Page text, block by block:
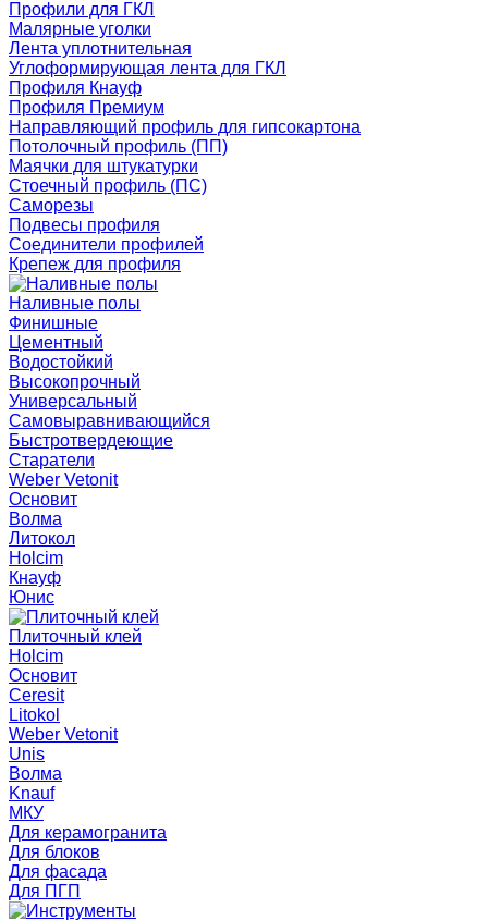
Профили для ГКЛ
Малярные уголки
Лента уплотнительная
Углоформирующая лента для ГКЛ
Профиля Кнауф
Профиля Премиум
Направляющий профиль для гипсокартона
Потолочный профиль (ПП)
Маячки для штукатурки
Стоечный профиль (ПС)
Саморезы
Подвесы профиля
Соединители профилей
Крепеж для профиля
Наливные полы
Финишные
Цементный
Водостойкий
Высокопрочный
Универсальный
Самовыравнивающийся
Быстротвердеющие
Старатели
Weber Vetonit
Основит
Волма
Литокол
Holcim
Кнауф
Юнис
Плиточный клей
Holcim
Основит
Ceresit
Litokol
Weber Vetonit
Unis
Волма
Knauf
МКУ
Для керамогранита
Для блоков
Для фасада
Для ПГП